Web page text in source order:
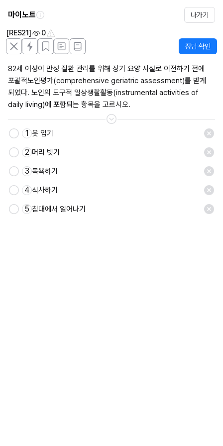
마이노트 나가기
[RES21] 0
정답 확인
82세 여성이 만성 질환 관리를 위해 장기 요양 시설로 이전하기 전에
포괄적노인평가(comprehensive geriatric assessment)를 받게
되었다. 노인의 도구적 일상생활활동(instrumental activities of
daily living)에 포함되는 항목을 고르시오.
저장
1 옷 입기
2 머리 빗기
3 목욕하기
4 식사하기
5 침대에서 일어나기